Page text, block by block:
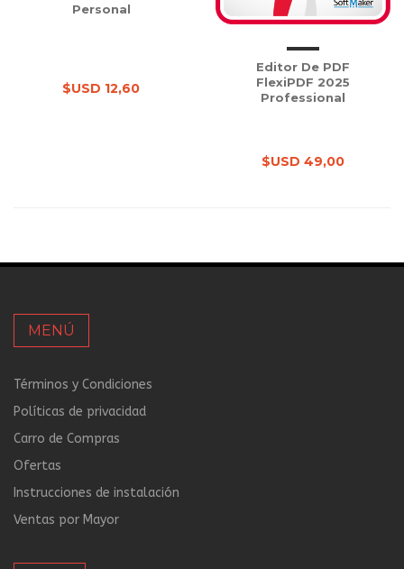
Personal
$USD 12,60
Editor De PDF
FlexiPDF 2025
Professional
$USD 49,00
MENÚ
Términos y Condiciones
Políticas de privacidad
Carro de Compras
Ofertas
Instrucciones de instalación
Ventas por Mayor